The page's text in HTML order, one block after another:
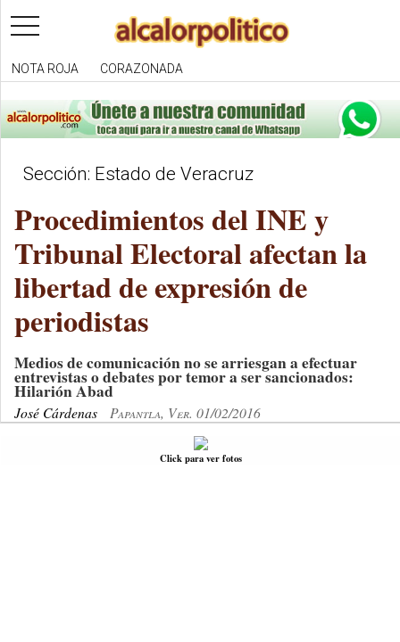
toggle
navigation
NOTA ROJA CORAZONADA
Sección: Estado de Veracruz
Procedimientos del INE y
Tribunal Electoral afectan la
libertad de expresión de
periodistas
Medios de comunicación no se arriesgan a efectuar
entrevistas o debates por temor a ser sancionados:
Hilarión Abad
José Cárdenas Papantla, Ver. 01/02/2016
Click para ver fotos